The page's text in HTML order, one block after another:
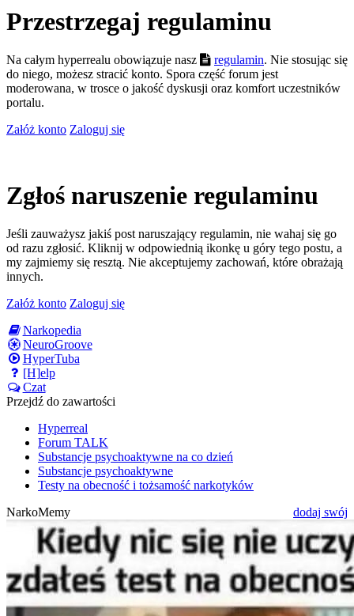
Przestrzegaj regulaminu
Na całym hyperrealu obowiązuje nasz regulamin. Nie stosując się
do niego, możesz stracić konto. Spora część forum jest
moderowana, w trosce o jakość dyskusji oraz komfort uczestników
portalu.
Załóż konto Zaloguj się
Zgłoś naruszenie regulaminu
Jeśli zauważysz jakiś post naruszający regulamin, nie wahaj się go
od razu zgłosić. Kliknij w odpowiednią ikonkę u góry tego postu, a
my zajmiemy się resztą. Nie akceptujemy zachowań, które obrażają
innych.
Załóż konto Zaloguj się
Narkopedia
NeuroGroove
HyperTuba
[H]elp
Czat
Przejdź do zawartości
Hyperreal
Forum TALK
Substancje psychoaktywne na co dzień
Substancje psychoaktywne
Testy na obecność i tożsamość narkotyków
NarkoMemy
dodaj swój